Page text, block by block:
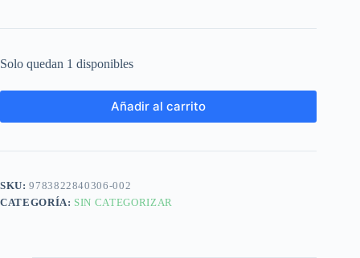
Solo quedan 1 disponibles
Añadir al carrito
SKU:9783822840306-002
CATEGORÍA: SIN CATEGORIZAR